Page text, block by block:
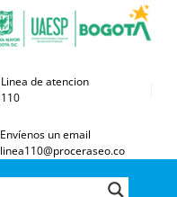
Linea de atencion
110
Envíenos un email
linea110@proceraseo.co